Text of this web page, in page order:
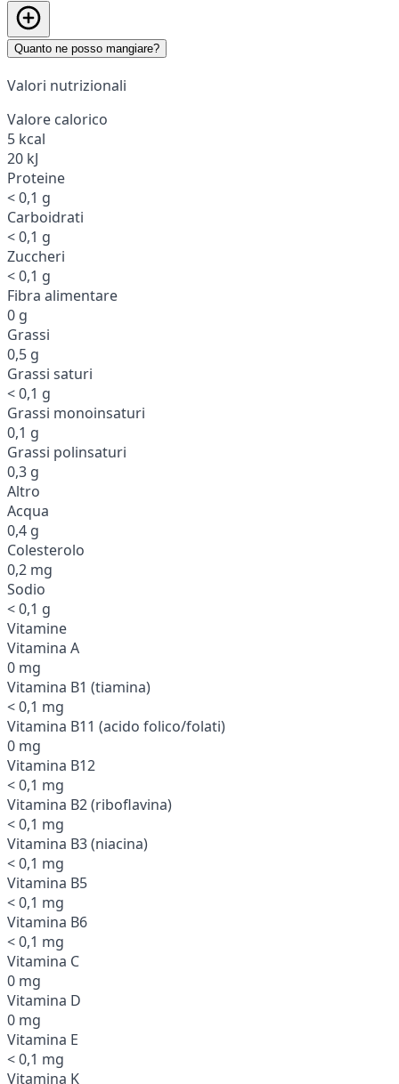
Quanto ne posso mangiare?
Valori nutrizionali
Valore calorico
5 kcal
20 kJ
Proteine
< 0,1 g
Carboidrati
< 0,1 g
Zuccheri
< 0,1 g
Fibra alimentare
0 g
Grassi
0,5 g
Grassi saturi
< 0,1 g
Grassi monoinsaturi
0,1 g
Grassi polinsaturi
0,3 g
Altro
Acqua
0,4 g
Colesterolo
0,2 mg
Sodio
< 0,1 g
Vitamine
Vitamina A
0 mg
Vitamina B1 (tiamina)
< 0,1 mg
Vitamina B11 (acido folico/folati)
0 mg
Vitamina B12
< 0,1 mg
Vitamina B2 (riboflavina)
< 0,1 mg
Vitamina B3 (niacina)
< 0,1 mg
Vitamina B5
< 0,1 mg
Vitamina B6
< 0,1 mg
Vitamina C
0 mg
Vitamina D
0 mg
Vitamina E
< 0,1 mg
Vitamina K